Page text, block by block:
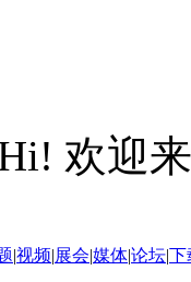
欢迎
|视频|展会|媒体|论坛|下